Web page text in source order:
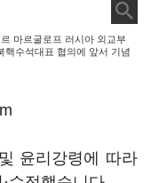
마르굴로프 러시아 외교부
핵수석대표 협의에 앞서 기념
윤리강령에 따라